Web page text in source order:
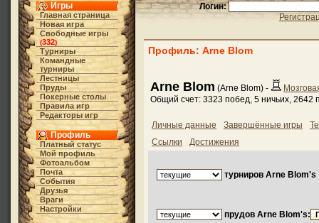
Игры
Главная страница
Новая игра
Свободные игры
(332)
Турниры
Командные
турниры
Лестницы
Пруды
Покерные столы
Правила игр
Редакторы игр
Профиль
Платный статус
Мой профиль
Фотоальбом
Почта
События
Друзья
Враги
Настройки
Логин:
Профиль: Arne Blom
Arne Blom (Arne Blom) -
Общий счет: 3323 побед, 5 ничьих, 2642
Личные данные Завершённые игры
Ссылки
Достижения
турниров Arne Blom's
прудов Arne Blom's: